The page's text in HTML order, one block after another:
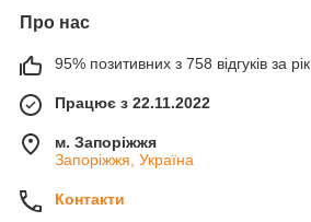
Про нас
95% позитивних з 758 відгуків за рік
Працює з 22.11.2022
м. Запоріжжя
Запоріжжя, Україна
Контакти